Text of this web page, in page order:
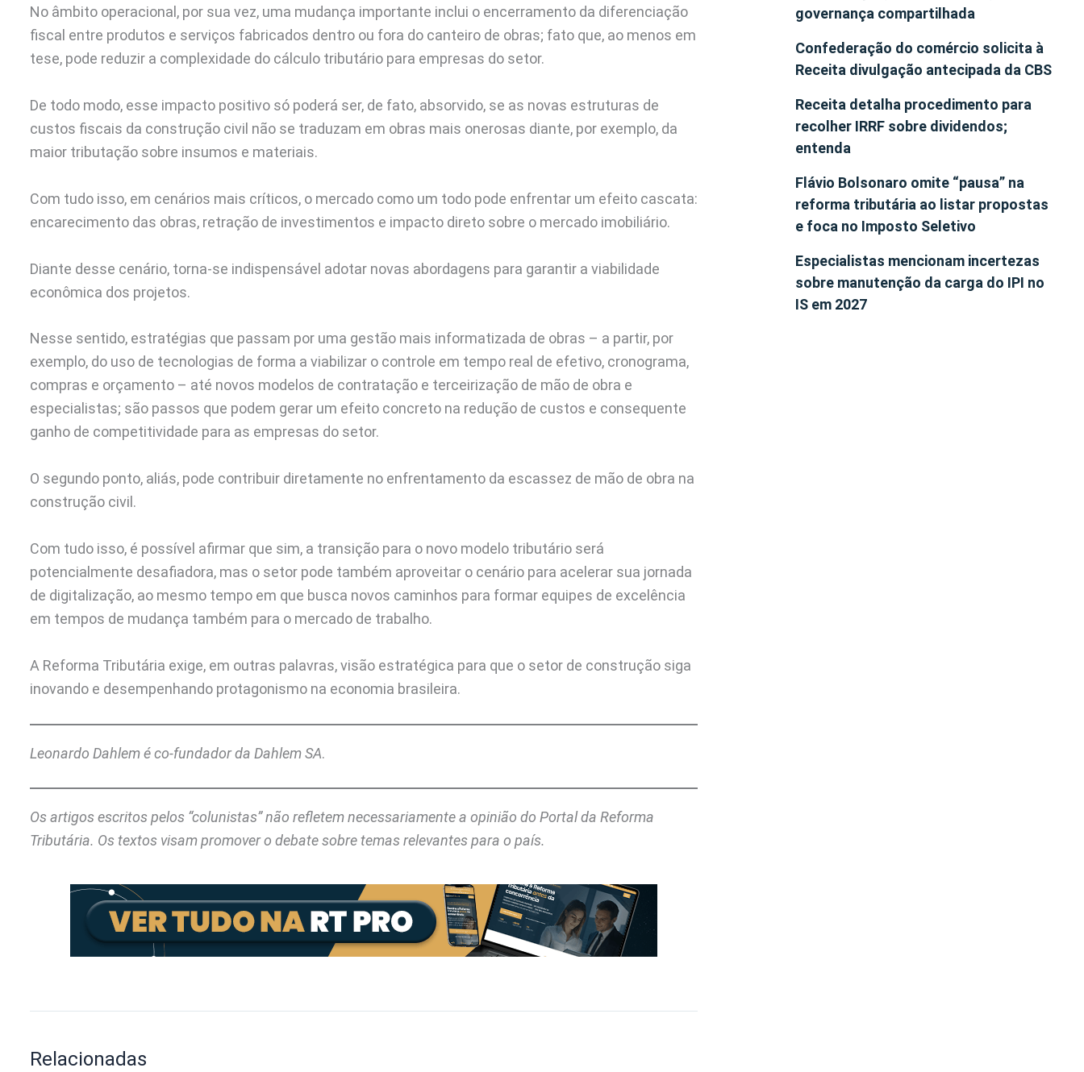
No âmbito operacional, por sua vez, uma mudança importante inclui o encerramento da diferenciação
fiscal entre produtos e serviços fabricados dentro ou fora do canteiro de obras; fato que, ao menos em
tese, pode reduzir a complexidade do cálculo tributário para empresas do setor.
De todo modo, esse impacto positivo só poderá ser, de fato, absorvido, se as novas estruturas de
custos fiscais da construção civil não se traduzam em obras mais onerosas diante, por exemplo, da
maior tributação sobre insumos e materiais.
Com tudo isso, em cenários mais críticos, o mercado como um todo pode enfrentar um efeito cascata:
encarecimento das obras, retração de investimentos e impacto direto sobre o mercado imobiliário.
Diante desse cenário, torna-se indispensável adotar novas abordagens para garantir a viabilidade
econômica dos projetos.
Nesse sentido, estratégias que passam por uma gestão mais informatizada de obras – a partir, por
exemplo, do uso de tecnologias de forma a viabilizar o controle em tempo real de efetivo, cronograma,
compras e orçamento – até novos modelos de contratação e terceirização de mão de obra e
especialistas; são passos que podem gerar um efeito concreto na redução de custos e consequente
ganho de competitividade para as empresas do setor.
O segundo ponto, aliás, pode contribuir diretamente no enfrentamento da escassez de mão de obra na
construção civil.
Com tudo isso, é possível afirmar que sim, a transição para o novo modelo tributário será
potencialmente desafiadora, mas o setor pode também aproveitar o cenário para acelerar sua jornada
de digitalização, ao mesmo tempo em que busca novos caminhos para formar equipes de excelência
em tempos de mudança também para o mercado de trabalho.
A Reforma Tributária exige, em outras palavras, visão estratégica para que o setor de construção siga
inovando e desempenhando protagonismo na economia brasileira.
Leonardo Dahlem é co-fundador da Dahlem SA.
Os artigos escritos pelos “colunistas” não refletem necessariamente a opinião do Portal da Reforma
Tributária. Os textos visam promover o debate sobre temas relevantes para o país.
Relacionadas
governança compartilhada
Confederação do comércio solicita à
Receita divulgação antecipada da CBS
Receita detalha procedimento para
recolher IRRF sobre dividendos;
entenda
Flávio Bolsonaro omite “pausa” na
reforma tributária ao listar propostas
e foca no Imposto Seletivo
Especialistas mencionam incertezas
sobre manutenção da carga do IPI no
IS em 2027